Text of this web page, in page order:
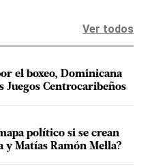
Ver todos
el boxeo, Dominicana
Juegos Centrocaribeños
político si se crean
y Matías Ramón Mella?